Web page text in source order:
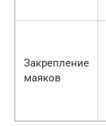
Закрепление
маяков